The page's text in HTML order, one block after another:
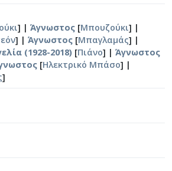
] | Άγνωστος [Μπουζούκι] |
] | Άγνωστος [Μπαγλαμάς] |
(1928-2018) [Πιάνο] | Άγνωστος
[Ηλεκτρικό Μπάσο] |
]